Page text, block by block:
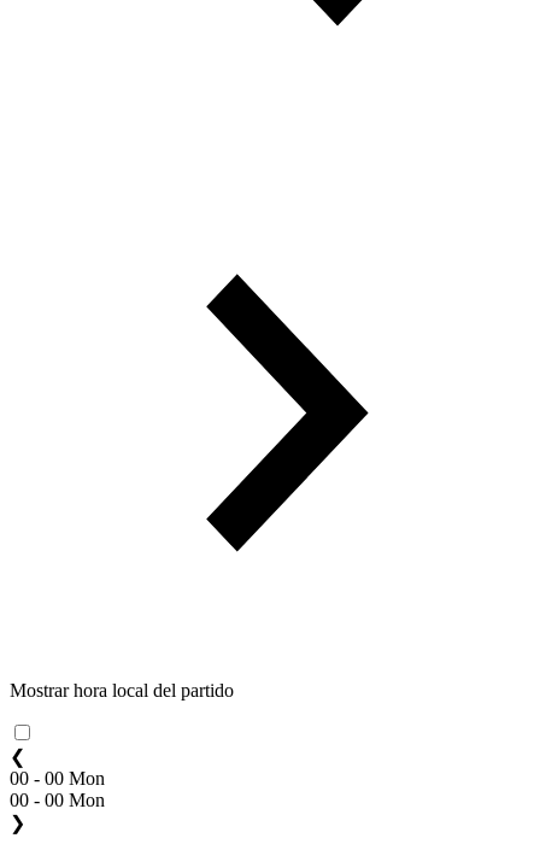
Mostrar hora local del partido
❮
00 - 00 Mon
00 - 00 Mon
❯